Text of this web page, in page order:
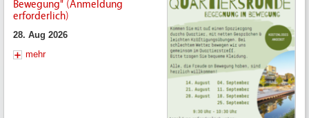
Bewegung" (Anmeldung
erforderlich)
28. Aug 2026
mehr